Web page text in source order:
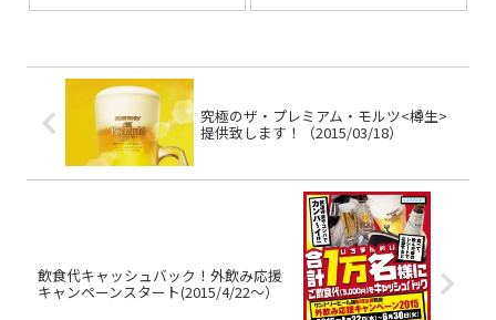
究極のザ・プレミアム・モルツ<樽生>
提供致します！（2015/03/18）
飲食代キャッシュバック！外飲み応援
キャンペーンスタート(2015/4/22～）